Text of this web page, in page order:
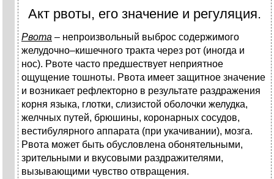
Акт рвоты, его значение и регуляция.
Рвота – непроизвольный выброс содержимого
желудочно–кишечного тракта через рот (иногда и
нос). Рвоте часто предшествует неприятное
ощущение тошноты. Рвота имеет защитное значение
и возникает рефлекторно в результате раздражения
корня языка, глотки, слизистой оболочки желудка,
желчных путей, брюшины, коронарных сосудов,
вестибулярного аппарата (при укачивании), мозга.
Рвота может быть обусловлена обонятельными,
зрительными и вкусовыми раздражителями,
вызывающими чувство отвращения.